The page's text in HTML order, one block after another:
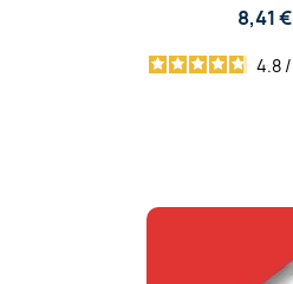
8,41 €
4.8 /